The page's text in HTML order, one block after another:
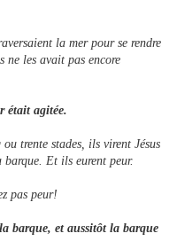
la mer pour se rendre
les avait pas encore
était agitée.
trente stades, ils virent Jésus
Et ils eurent peur.
pas peur!
barque, et aussitôt la barque